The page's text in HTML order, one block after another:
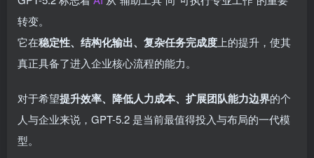
转变。
它在稳定性、结构化输出、复杂任务完成度 上的提升，使其
真正具备了进入企业核心流程的能力。
对于希望提升效率、降低人力成本、扩展团队能力边界的个
人与企业来说，GPT-5.2 是当前最值得投入与布局的一代模
型。